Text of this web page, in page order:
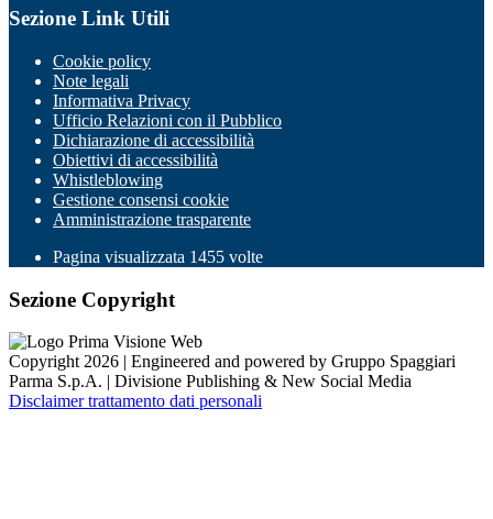
Sezione Link Utili
Cookie policy
Note legali
Informativa Privacy
Ufficio Relazioni con il Pubblico
Dichiarazione di accessibilità
Obiettivi di accessibilità
Whistleblowing
Gestione consensi cookie
Amministrazione trasparente
Pagina visualizzata 1455 volte
Sezione Copyright
Copyright 2026 | Engineered and powered by Gruppo Spaggiari
Parma S.p.A. | Divisione Publishing & New Social Media
Disclaimer trattamento dati personali